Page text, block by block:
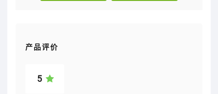
产品评价
5